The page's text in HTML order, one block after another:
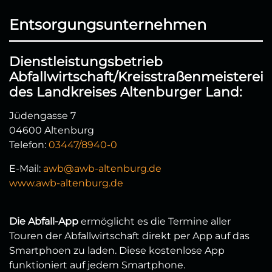
Entsorgungsunternehmen
Dienstleistungsbetrieb
Abfallwirtschaft/Kreisstraßenmeisterei
des Landkreises Altenburger Land:
Jüdengasse 7
04600 Altenburg
Telefon: 03447/8940-0
E-Mail: awb@awb-altenburg.de
www.awb-altenburg.de
Die Abfall-App ermöglicht es die Termine aller
Touren der Abfallwirtschaft direkt per App auf das
Smartphoen zu laden. Diese kostenlose App
funktioniert auf jedem Smartphone.